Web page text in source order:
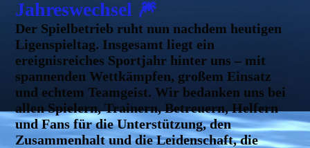
Jahreswechsel 🎆
Der Spielbetrieb ruht nun nachdem heutigen
Ligenspieltag. Insgesamt liegt ein
ereignisreiches Sportjahr hinter uns – mit
spannenden Wettkämpfen, großem Einsatz
und echtem Teamgeist. Wir bedanken uns bei
allen Spielern, Trainern, Betreuern, Helfern
und Fans für die Unterstützung, den
Zusammenhalt und die Leidenschaft, die